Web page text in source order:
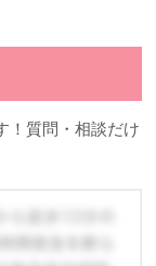
！質問・相談だけ